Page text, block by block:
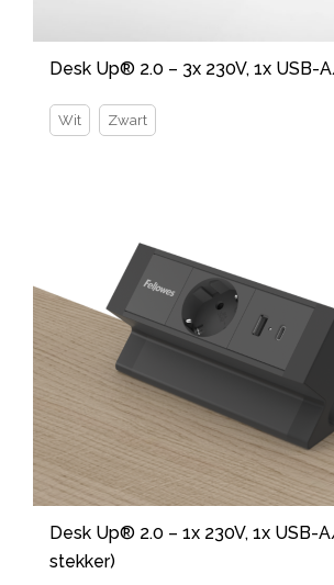
Desk Up® 2.0 – 3x 230V, 1x USB-
Wit Zwart
Desk Up® 2.0 – 1x 230V, 1x USB-
stekker)